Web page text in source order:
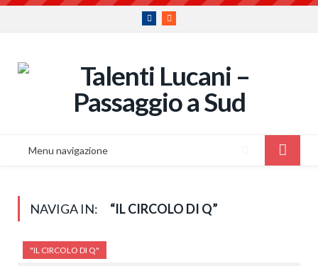
Facebook
RSS
Menu navigazione
NAVIGA IN: “IL CIRCOLO DI Q”
"IL CIRCOLO DI Q"